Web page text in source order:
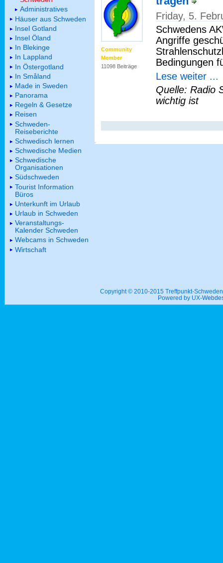
Community
Member
11098 Beiträge
Friday, 5.
Schwedens
Angriffe
Bedingungen
Lese weiter ...
Quelle: Radio
wichtig ist
Administratives
Häuser aus Schweden
Insel Gotland
Insel Öland
In Blekinge
In Lappland
In Östergotland
In Småland
Made in Sweden
Panorama
Regeln & Gesetze
Reisen
Schweden-
Reiseberichte
Schwedisch lernen
Schwedische Medien
Schwedische
Organisationen
Südschweden
Tourist Information
Büros
Unterkunft im Urlaub
Urlaub in Schweden
Veranstaltungs-
Kalender Schweden
Webcams in Schweden
Wirtschaft
Copyright © 2010-2015 Treffpunkt-
Powered by UX-